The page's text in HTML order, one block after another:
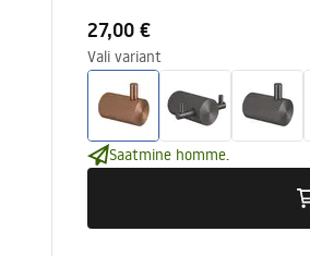
27,00 €
Vali variant
Saatmine homme.